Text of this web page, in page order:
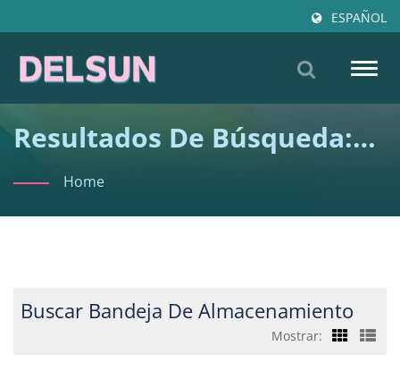
ESPAÑOL
Resultados De Búsqueda:
Bandeja De
Para Distribuidores -
Delsun
Home
Buscar Bandeja De Almacenamiento
Mostrar: